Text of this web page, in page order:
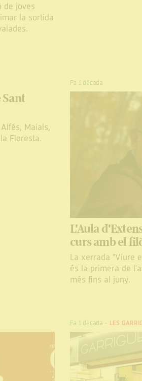
de joves
la sortida
Maials,
Floresta.
Fa 1 dècada
L'Aula
curs amb el
La xerrada "Viure
és la primera de
més fins al juny.
Fa 1 dècada - LES